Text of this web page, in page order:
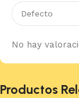
No hay
Productos